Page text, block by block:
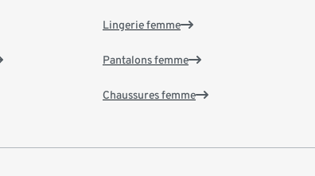
Lingerie femme
Pantalons femme
Chaussures femme